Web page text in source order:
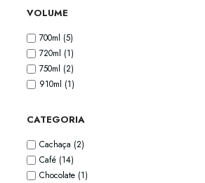
VOLUME
700ml (5)
720ml (1)
750ml (2)
910ml (1)
CATEGORIA
Cachaça (2)
Café (14)
Chocolate (1)